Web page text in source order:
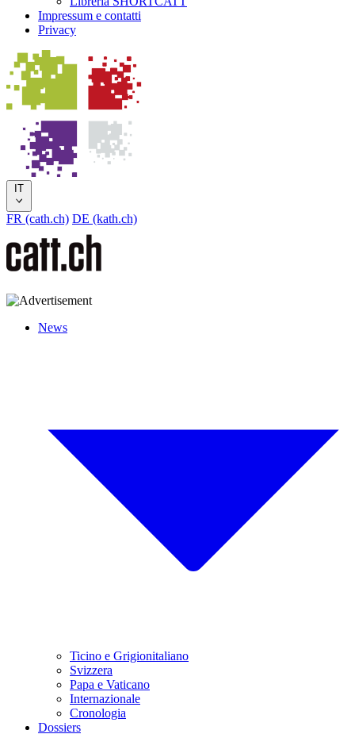
Impressum e contatti
Privacy
IT
FR (cath.ch) DE (kath.ch)
News
Ticino e Grigionitaliano
Svizzera
Papa e Vaticano
Internazionale
Cronologia
Dossiers